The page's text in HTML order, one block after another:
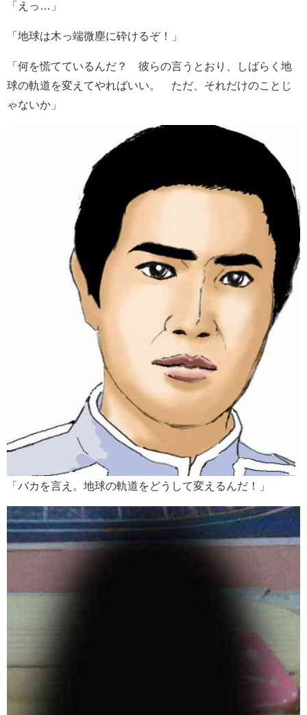
「えっ…」
「地球は木っ端微塵に砕けるぞ！」
「何を慌てているんだ？ 彼らの言うとおり、しばらく地
球の軌道を変えてやればいい。 ただ、それだけのことじ
ゃないか」
「バカを言え。地球の軌道をどうして変えるんだ！」